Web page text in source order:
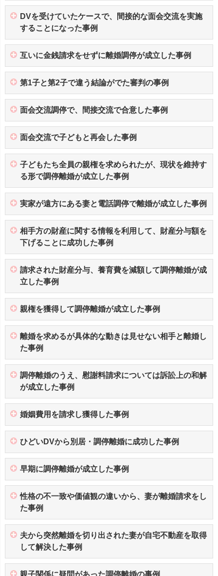
DVを受けていたケースで、間接的な面会交流を実施
することになった事例
互いに金銭請求をせずに離婚調停が成立した事例
第1子と第2子で違う結論がでた審判の事例
面会交流調停で、間接交流で合意した事例
面会交流で子どもと再会した事例
子どもたち全員の親権を求められたが、現状を維持す
る形で調停離婚が成立した事例
実家が遠方にある妻と電話調停で離婚が成立した事例
相手方の財産に関する情報を利用して、財産分与額を
下げることに成功した事例
請求された財産分与、養育費を減額して調停離婚が成
立した事例
親権を獲得して調停離婚が成立した事例
離婚を求めるが具体的な動きは見せない相手と離婚し
た事例
調停離婚のうえ、慰謝料請求については訴訟上の和解
が成立した事例
婚姻費用を請求し獲得した事例
ひどいDVから別居・調停離婚に成功した事例
早期に調停離婚が成立した事例
性格の不一致や価値観の違いから、妻が離婚請求をし
た事例
夫から突然離婚を切り出された妻が自宅不動産を取得
して解決した事例
親子関係に疑問があった調停離婚の事例